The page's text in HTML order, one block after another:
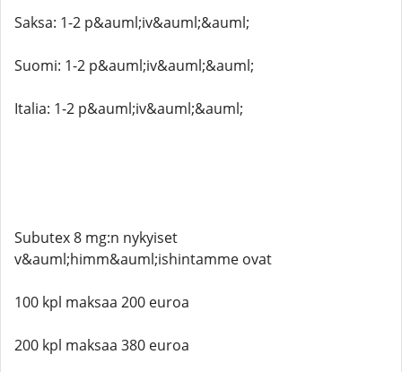
Saksa: 1-2 p&auml;iv&auml;&auml;
Suomi: 1-2 p&auml;iv&auml;&auml;
Italia: 1-2 p&auml;iv&auml;&auml;
Subutex 8 mg:n nykyiset
v&auml;himm&auml;ishintamme ovat
100 kpl maksaa 200 euroa
200 kpl maksaa 380 euroa